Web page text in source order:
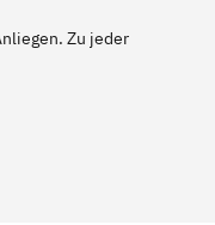
Zu jeder